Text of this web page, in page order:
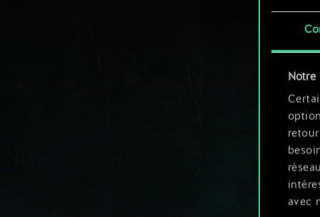
Notre
avec